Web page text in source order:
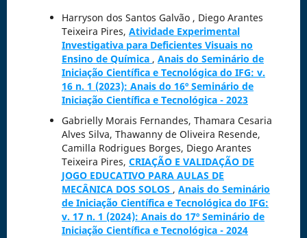
Harryson dos Santos Galvão , Diego Arantes
Teixeira Pires, Atividade Experimental
Investigativa para Deficientes Visuais no
Ensino de Química , Anais do Seminário de
Iniciação Científica e Tecnológica do IFG: v.
16 n. 1 (2023): Anais do 16º Seminário de
Iniciação Científica e Tecnológica - 2023
Gabrielly Morais Fernandes, Thamara Cesaria
Alves Silva, Thawanny de Oliveira Resende,
Camilla Rodrigues Borges, Diego Arantes
Teixeira Pires, CRIAÇÃO E VALIDAÇÃO DE
JOGO EDUCATIVO PARA AULAS DE
MECÂNICA DOS SOLOS , Anais do Seminário
de Iniciação Científica e Tecnológica do IFG:
v. 17 n. 1 (2024): Anais do 17º Seminário de
Iniciação Científica e Tecnológica - 2024